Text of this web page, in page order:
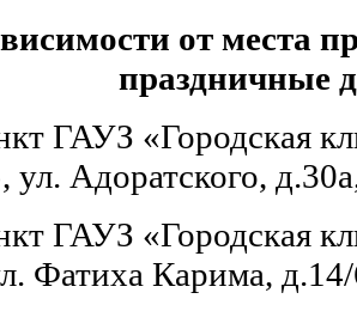
от места
праздничные
ГАУЗ «Городская
Адоратского,
ГАУЗ «Городская
Фатиха Карима,